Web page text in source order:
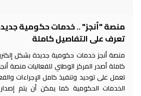
منصة "أنجز" .. خدمات حكومية
تعرف على التفاصيل كاملة
منصة أنجز خدمات حكومية جديدة بشكل
كاملة أصدر المركز الوطني للفعاليات منصة
تعمل على توحيد وتنفيذ كامل الإجراءات
الخدمات الحكومية كما يمكن أن يتم